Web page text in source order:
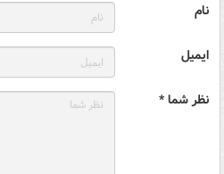
نام
ایمیل
نظر شما *